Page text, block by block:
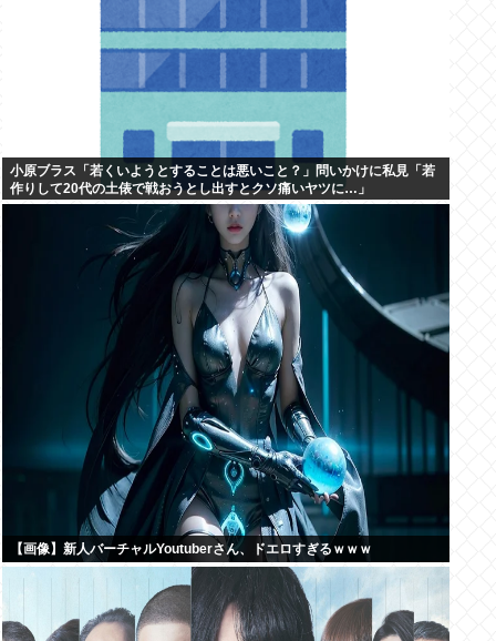
小原ブラス「若くいようとすることは悪いこと？」問いかけに私見「若
作りして20代の土俵で戦おうとし出すとクソ痛いヤツに…」
【画像】新人バーチャルYoutuberさん、ドエロすぎるｗｗｗ